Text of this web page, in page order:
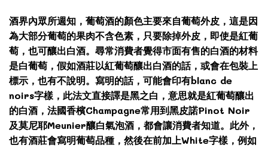
酒界內眾所週知，葡萄酒的顏色主要來自葡萄外皮，這是因
為大部分葡萄的果肉不含色素，只要除掉外皮，即使是紅葡
萄，也可釀出白酒。尋常消費者覺得市面有售的白酒的材料
是白葡萄，假如酒莊以紅葡萄釀出白酒的話，或會在包裝上
標示，也有不說明。寫明的話，可能會印有blanc de
noirs字樣，此法文直接譯是黑之白，意思就是紅葡萄釀出
的白酒，法國香檳Champagne常用到黑皮諾Pinot Noir
及莫尼耶Meunier釀白氣泡酒，都會讓消費者知道。此外，
也有酒莊會寫明葡萄品種，然後在前加上White字樣，例如